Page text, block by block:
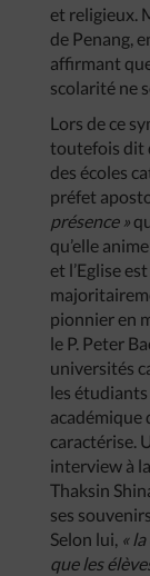
et religieux.
de Penang,
affirmant
scolarité ne
Lors de ce
toutefois dit
des écoles
préfet
présence »
qu’elle
et l’Eglise
pionnier en
le P. Peter
universités
les
académique
caractérise.
interview à
Thaksin
ses
Selon lui, «
que les